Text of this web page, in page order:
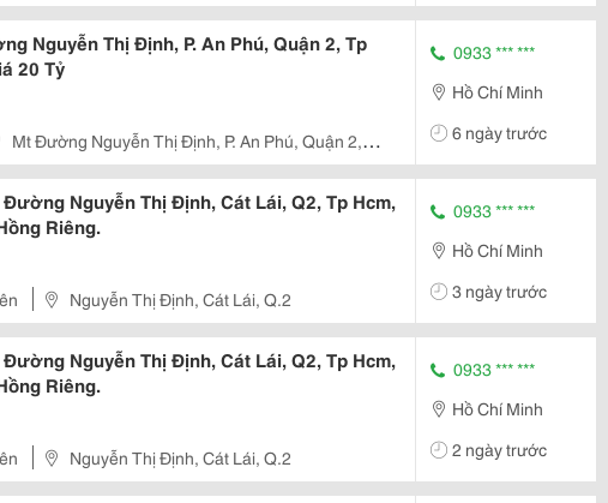
Nguyễn Thị Định, P. An Phú, Quận 2, Tp
20 Tỷ
Mt Đường Nguyễn Thị Định, P. An Phú, Quận 2,
0933 *** ***
Hồ Chí Minh
6 ngày trước
Nguyễn Thị Định, Cát Lái, Q2, Tp Hcm,
Riêng.
Nguyễn Thị Định, Cát Lái, Q.2
0933 *** ***
Hồ Chí Minh
3 ngày trước
Nguyễn Thị Định, Cát Lái, Q2, Tp Hcm,
Riêng.
Nguyễn Thị Định, Cát Lái, Q.2
0933 *** ***
Hồ Chí Minh
2 ngày trước